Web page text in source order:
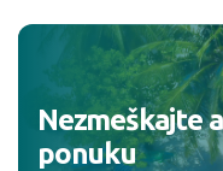
Nezmeškajte
ponuku